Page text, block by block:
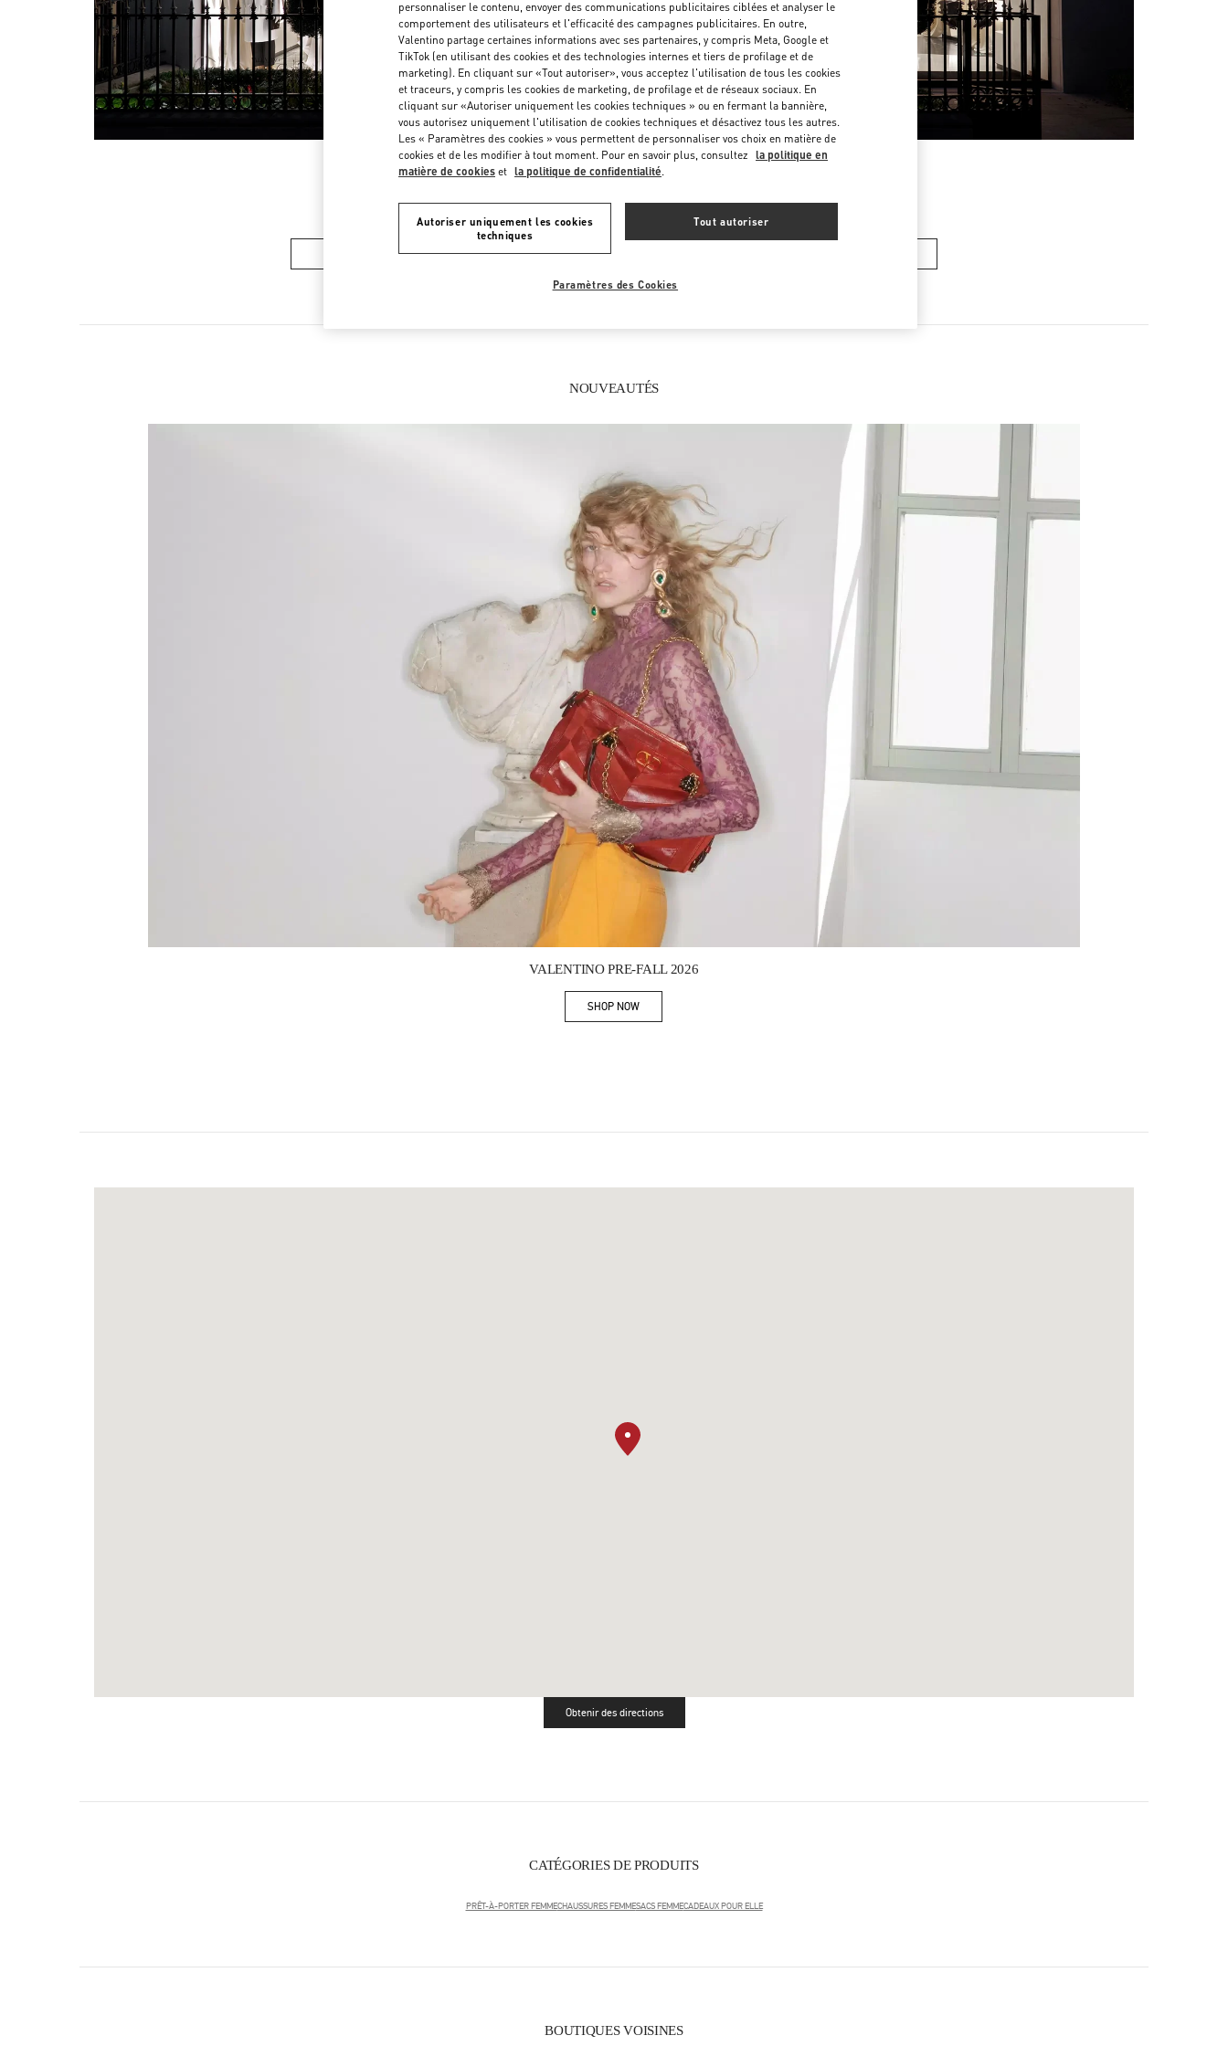
Vendredi
10:00 AM- 12:00 AM
Samedi 10:00 AM-12:00 AM
CE QUE VOUS TROUVEREZ DANS CETTE BOUTIQUE
COLLECTION FEMMES CHAUSSURES FEMME
NOUVEAUTÉS
VALENTINO PRE-FALL 2026
SHOP NOWLink Opens in New Tab
Obtenir des directionsLink Opens in New Tab
CATÉGORIES DE PRODUITS
PRÊT-À-PORTER FEMMECHAUSSURES FEMMESACS FEMMECADEAUX POUR ELLE
BOUTIQUES VOISINES
personnaliser le contenu, envoyer des communications publicitaires ciblées et analyser le
comportement des utilisateurs et l'efficacité des campagnes publicitaires. En outre,
Valentino partage certaines informations avec ses partenaires, y compris Meta, Google et
TikTok (en utilisant des cookies et des technologies internes et tiers de profilage et de
marketing). En cliquant sur «Tout autoriser», vous acceptez l'utilisation de tous les cookies
et traceurs, y compris les cookies de marketing, de profilage et de réseaux sociaux. En
cliquant sur «Autoriser uniquement les cookies techniques » ou en fermant la bannière,
vous autorisez uniquement l'utilisation de cookies techniques et désactivez tous les autres.
Les « Paramètres des cookies » vous permettent de personnaliser vos choix en matière de
cookies et de les modifier à tout moment. Pour en savoir plus, consultez la politique en
matière de cookies et la politique de confidentialité.
Autoriser uniquement les cookies
techniques
Tout autoriser
Paramètres des Cookies